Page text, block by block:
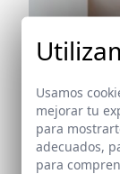
Ref: 1704_24
Usamos
mejorar tu
para
adecuados,
para